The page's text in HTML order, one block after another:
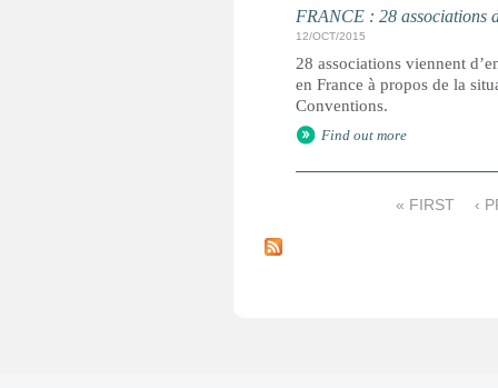
FRANCE : 28 associations
12/OCT/2015
28 associations viennent
en France à propos de la
Conventions.
Find out more
a
« FIRST ‹